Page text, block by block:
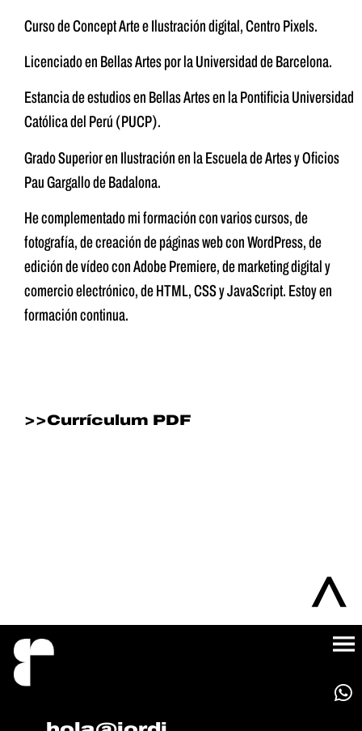
Curso de Concept Arte e Ilustración digital, Centro Pixels.
Licenciado en Bellas Artes por la Universidad de Barcelona.
Estancia de estudios en Bellas Artes en la Pontificia Universidad
Católica del Perú (PUCP).
Grado Superior en Ilustración en la Escuela de Artes y Oficios
Pau Gargallo de Badalona.
He complementado mi formación con varios cursos, de
fotografía, de creación de páginas web con WordPress, de
edición de vídeo con Adobe Premiere, de marketing digital y
comercio electrónico, de HTML, CSS y JavaScript. Estoy en
formación continua.
>>Currículum PDF